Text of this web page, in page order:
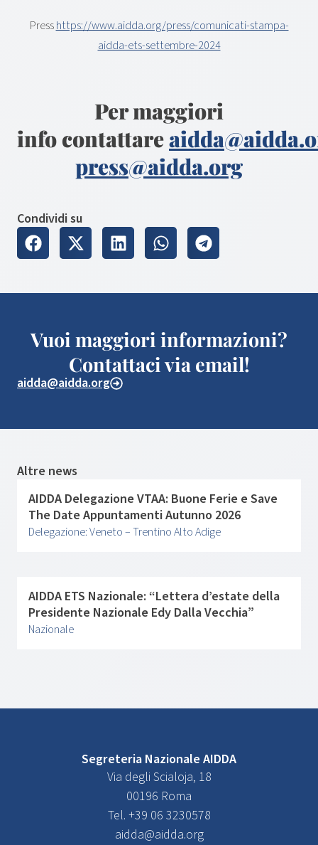
Presshttps://www.aidda.org/press/comunicati-stampa-
aidda-ets-settembre-2024
Per maggiori
info contattare
press@aidda.org
Condividi su
Vuoi maggiori informazioni?
Contattaci via email!
aidda@aidda.org
Altre news
AIDDA Delegazione VTAA: Buone Ferie e Save
The Date Appuntamenti Autunno 2026
Delegazione: Veneto – Trentino Alto Adige
AIDDA ETS Nazionale: “Lettera d’estate della
Presidente Nazionale Edy Dalla Vecchia”
Nazionale
Segreteria Nazionale AIDDA
Via degli Scialoja, 18
00196 Roma
Tel. +39 06 3230578
aidda@aidda.org